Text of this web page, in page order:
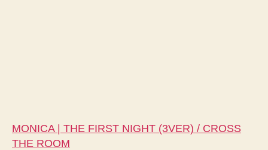
MONICA | THE FIRST NIGHT (3VER) / CROSS
THE ROOM